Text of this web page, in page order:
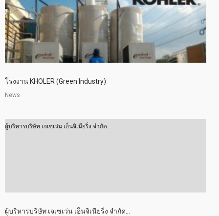
โรงงาน KHOLER (Green Industry)
News
ผู้บริหารบริษัท เจเซเว่น เอ็นจิเนียริ่ง จำกัด...
ผู้บริหารบริษัท เจเซเว่น เอ็นจิเนียริ่ง จำกัด...